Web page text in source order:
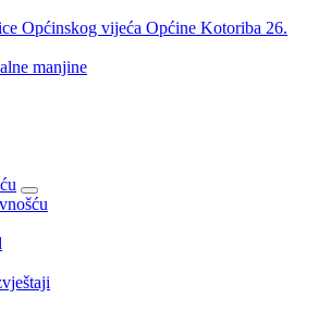
Općinskog vijeća Općine Kotoriba 26.
manjine